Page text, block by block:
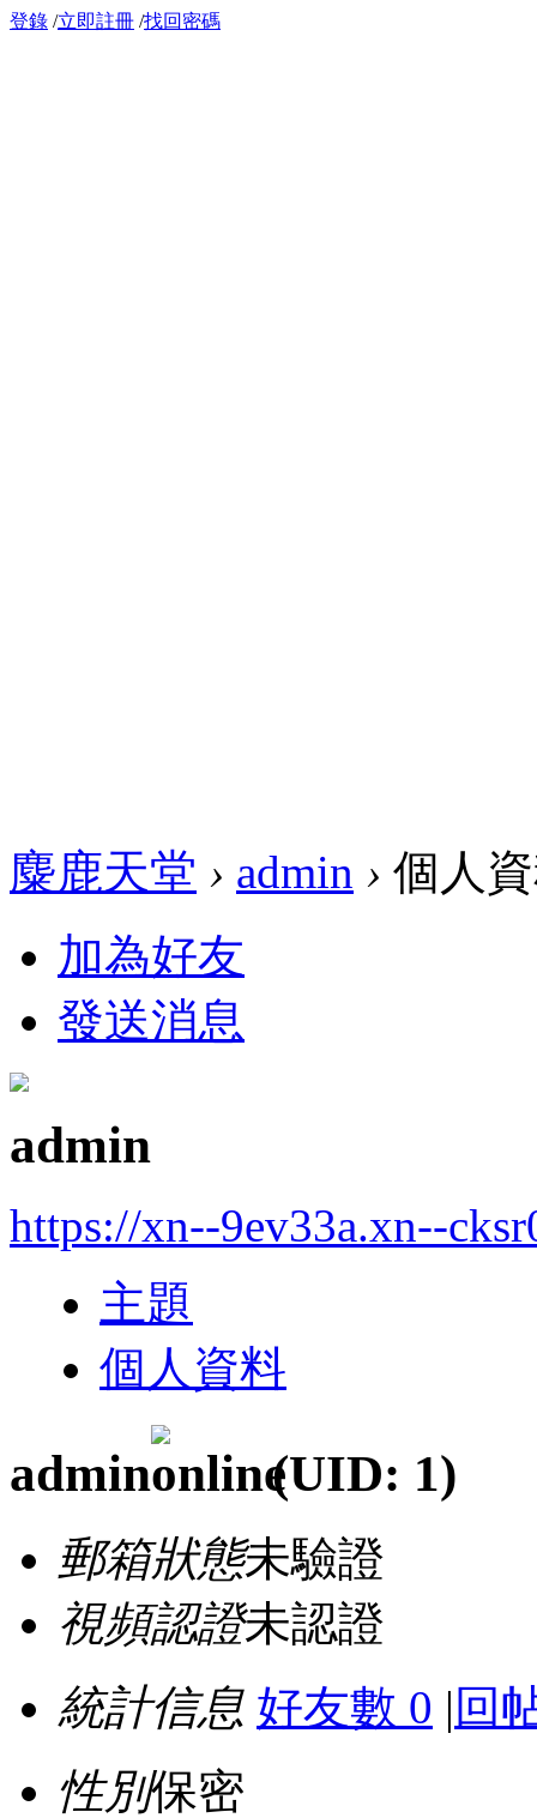
登錄 /立即註冊 /找回密碼
麋鹿天堂 › admin › 個人
加為好友
發送消息
admin
https://xn--9ev33a.xn--
主題
個人資料
admin (UID: 1)
郵箱狀態未驗證
視頻認證未認證
統計信息 好友數 0 | 回
性別保密